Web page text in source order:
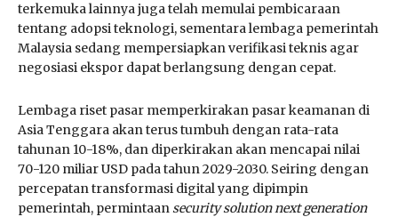
terkemuka lainnya juga telah memulai pembicaraan
tentang adopsi teknologi, sementara lembaga pemerintah
Malaysia sedang mempersiapkan verifikasi teknis agar
negosiasi ekspor dapat berlangsung dengan cepat.
Lembaga riset pasar memperkirakan pasar keamanan di
Asia Tenggara akan terus tumbuh dengan rata-rata
tahunan 10-18%, dan diperkirakan akan mencapai nilai
70-120 miliar USD pada tahun 2029-2030. Seiring dengan
percepatan transformasi digital yang dipimpin
pemerintah, permintaansecurity solution next generation